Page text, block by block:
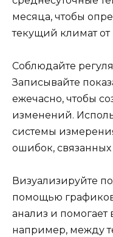
месяца, чтобы
текущий климат от
Соблюдайте
Записывайте
ежечасно, чтобы
изменений.
системы
ошибок,
Визуализируйте
помощью
анализ и
например, между